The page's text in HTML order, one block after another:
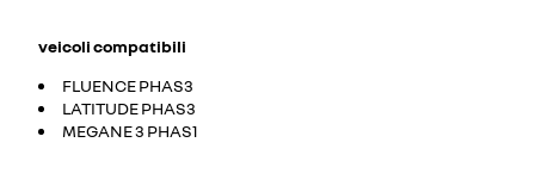
veicoli compatibili
FLUENCE PHAS3
LATITUDE PHAS3
MEGANE 3 PHAS1